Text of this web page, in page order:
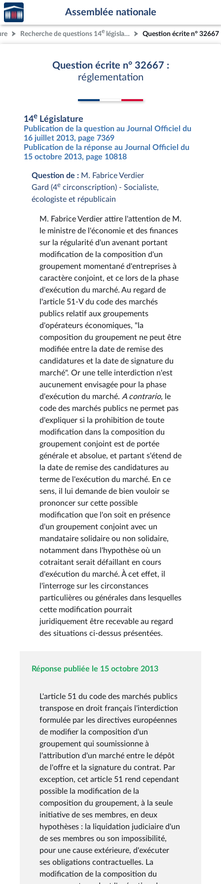
Aller au contenu
Aller en bas de la page
Accèder
à la
page
d'accueil
Assemblée nationale
Recherche de questions 14e législature Question écrite n° 32667
Question écrite n° 32667 :
réglementation
14e Législature
Publication de la question au Journal Officiel du
16 juillet 2013, page 7369
Publication de la réponse au Journal Officiel du
15 octobre 2013, page 10818
Question de : M. Fabrice Verdier
Gard (4e circonscription) - Socialiste,
écologiste et républicain
M. Fabrice Verdier attire l'attention de M.
le ministre de l'économie et des finances
sur la régularité d'un avenant portant
modification de la composition d'un
groupement momentané d'entreprises à
caractère conjoint, et ce lors de la phase
d'exécution du marché. Au regard de
l'article 51-V du code des marchés
publics relatif aux groupements
d'opérateurs économiques, "la
composition du groupement ne peut être
modifiée entre la date de remise des
candidatures et la date de signature du
marché". Or une telle interdiction n'est
aucunement envisagée pour la phase
d'exécution du marché. A contrario, le
code des marchés publics ne permet pas
d'expliquer si la prohibition de toute
modification dans la composition du
groupement conjoint est de portée
générale et absolue, et partant s'étend de
la date de remise des candidatures au
terme de l'exécution du marché. En ce
sens, il lui demande de bien vouloir se
prononcer sur cette possible
modification que l'on soit en présence
d'un groupement conjoint avec un
mandataire solidaire ou non solidaire,
notamment dans l'hypothèse où un
cotraitant serait défaillant en cours
d'exécution du marché. À cet effet, il
l'interroge sur les circonstances
particulières ou générales dans lesquelles
cette modification pourrait
juridiquement être recevable au regard
des situations ci-dessus présentées.
Réponse publiée le 15 octobre 2013
L'article 51 du code des marchés publics
transpose en droit français l'interdiction
formulée par les directives européennes
de modifier la composition d'un
groupement qui soumissionne à
l'attribution d'un marché entre le dépôt
de l'offre et la signature du contrat. Par
exception, cet article 51 rend cependant
possible la modification de la
composition du groupement, à la seule
initiative de ses membres, en deux
hypothèses : la liquidation judiciaire d'un
de ses membres ou son impossibilité,
pour une cause extérieure, d'exécuter
ses obligations contractuelles. La
modification de la composition du